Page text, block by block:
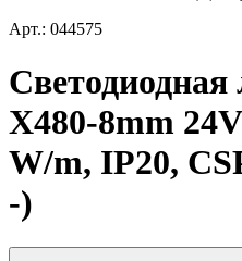
Арт.: 044575
Светодиодная
X480-8mm
W/m, IP20,
-)